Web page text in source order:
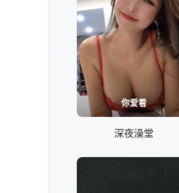
你爱看
深夜澡堂